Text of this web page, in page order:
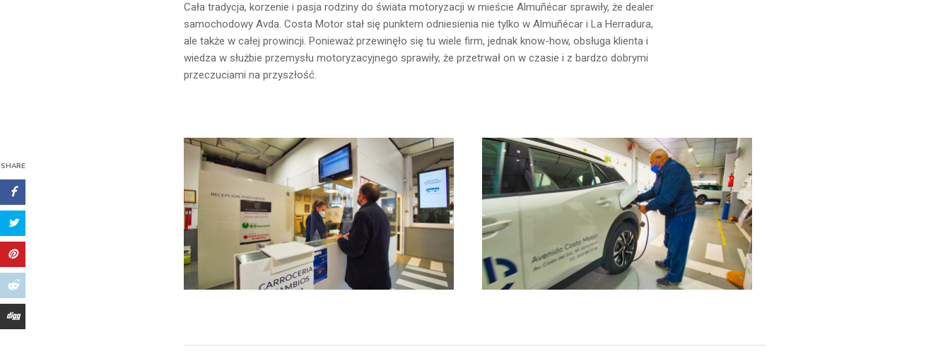
SHARE
Cała tradycja, korzenie i pasja rodziny do świata motoryzacji w mieście Almuñécar sprawiły, że dealer
samochodowy Avda. Costa Motor stał się punktem odniesienia nie tylko w Almuñécar i La Herradura,
ale także w całej prowincji. Ponieważ przewinęło się tu wiele firm, jednak know-how, obsługa klienta i
wiedza w służbie przemysłu motoryzacyjnego sprawiły, że przetrwał on w czasie i z bardzo dobrymi
przeczuciami na przyszłość.